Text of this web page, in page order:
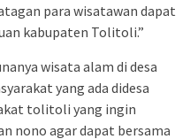
para wisatawan dapat
kabupaten Tolitoli.”
wisata alam di desa
yang ada didesa
tolitoli yang ingin
nono agar dapat bersama